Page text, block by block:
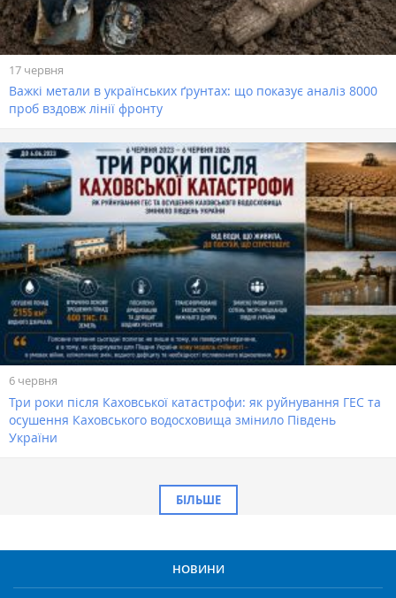
17 червня
Важкі метали в українських ґрунтах: що показує аналіз 8000
проб вздовж лінії фронту
6 червня
Три роки після Каховської катастрофи: як руйнування ГЕС та
осушення Каховського водосховища змінило Південь
України
БІЛЬШЕ
НОВИНИ